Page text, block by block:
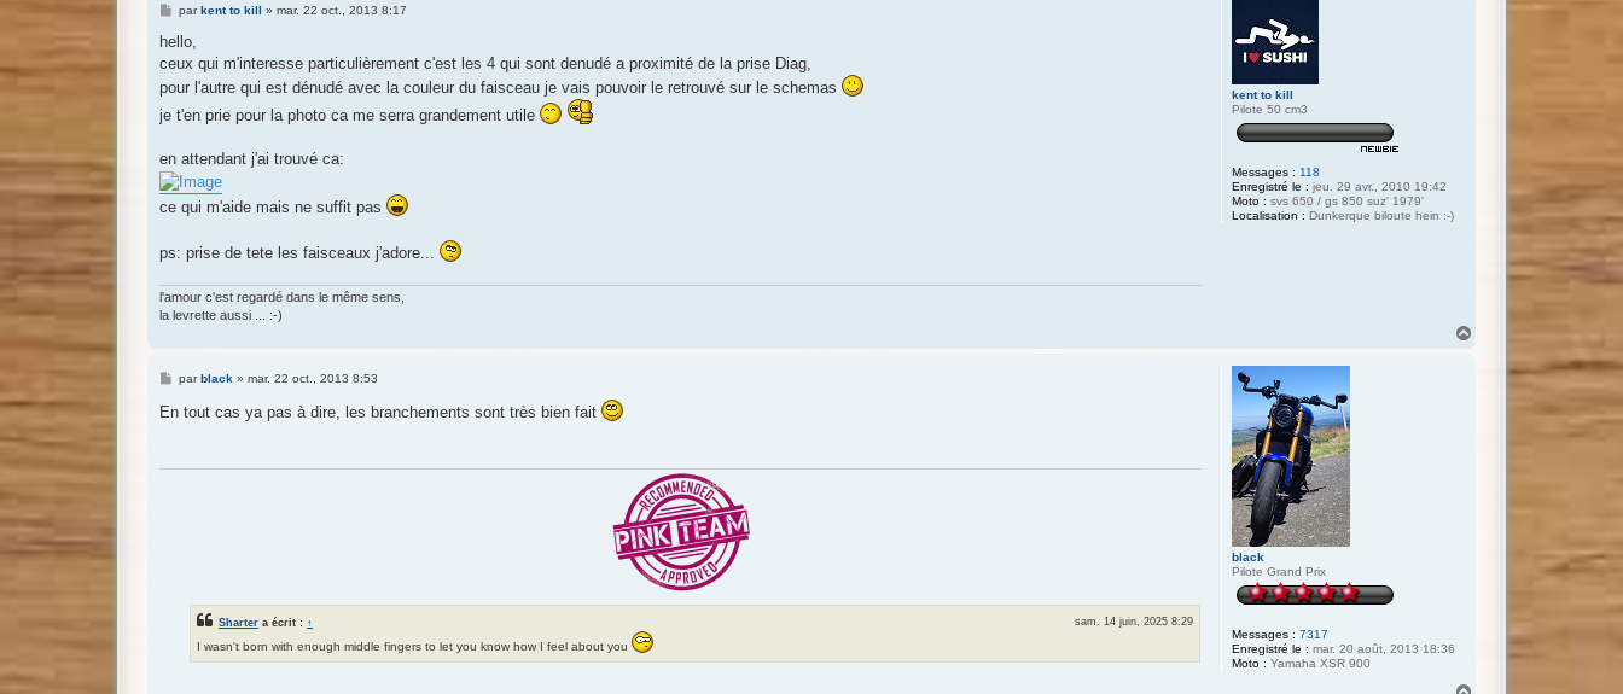
kent to kill
Pilote 50 cm3
Messages : 118
Enregistré le : jeu. 29 avr., 2010 19:42
Moto : svs 650 / gs 850 suz' 1979'
Localisation : Dunkerque biloute hein :-)
M
s
a
e
parkent to kill » mar. 22 oct., 2013 8:17
hello,
ceux qui m'interesse particulièrement c'est les 4 qui sont denudé a proximité de la prise Diag,
pour l'autre qui est dénudé avec la couleur du faisceau je vais pouvoir le retrouvé sur le schemas
je t'en prie pour la photo ca me serra grandement utile
en attendant j'ai trouvé ca:
ce qui m'aide mais ne suffit pas
ps: prise de tete les faisceaux j'adore...
l'amour c'est regardé dans le même sens,
la levrette aussi ... :-)
black
Pilote Grand Prix
Messages : 7317
Enregistré le : mar. 20 août, 2013 18:36
Moto : Yamaha XSR 900
M
s
s
parblack» mar. 22 oct., 2013 8:53
En tout cas ya pas à dire, les branchements sont très bien fait
Sharter a écrit : ↑
sam. 14 juin, 2025 8:29
I wasn't born with enough middle fingers to let you know how I feel about you